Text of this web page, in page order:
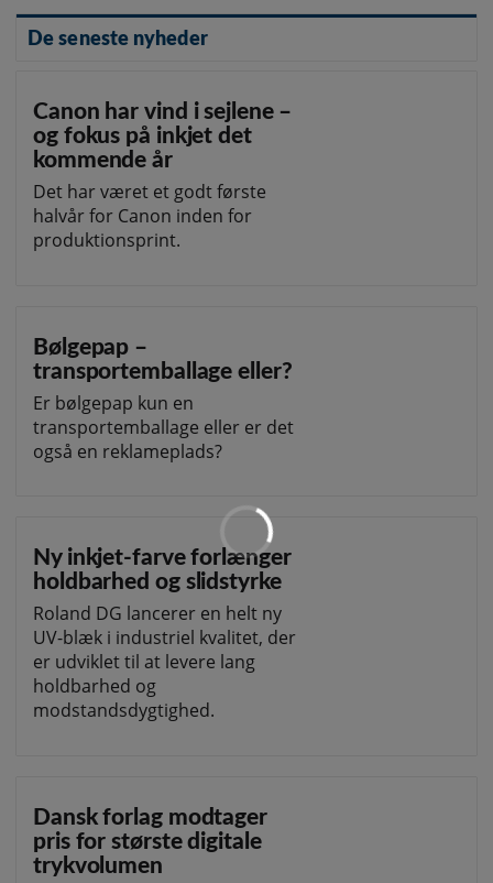
De seneste nyheder
Canon har vind i sejlene –
og fokus på inkjet det
kommende år
Det har været et godt første
halvår for Canon inden for
produktionsprint.
Bølgepap –
transportemballage eller?
Er bølgepap kun en
transportemballage eller er det
også en reklameplads?
Ny inkjet-farve forlænger
holdbarhed og slidstyrke
Roland DG lancerer en helt ny
UV-blæk i industriel kvalitet, der
er udviklet til at levere lang
holdbarhed og
modstandsdygtighed.
Dansk forlag modtager
pris for største digitale
trykvolumen